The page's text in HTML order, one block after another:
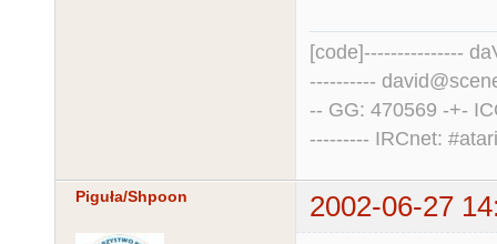
[code]---------------
----------
-- GG: 470569 -+-
--------- IRCnet:
Piguła/Shpoon 2002-06-27